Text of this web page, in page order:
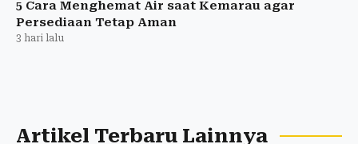
5 Cara Menghemat Air saat Kemarau agar
Persediaan Tetap Aman
3 hari lalu
Artikel Terbaru Lainnya